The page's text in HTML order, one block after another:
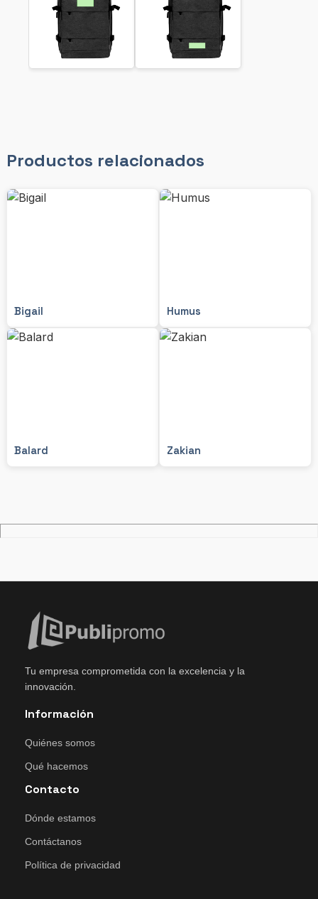
Productos relacionados
Bigail Humus
Balard Zakian
Tu empresa comprometida con la excelencia y la
innovación.
Información
Quiénes somos
Qué hacemos
Contacto
Dónde estamos
Contáctanos
Política de privacidad